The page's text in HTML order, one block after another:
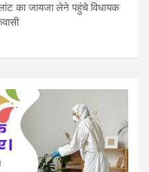
का जायजा लेने पहुंचे विधायक